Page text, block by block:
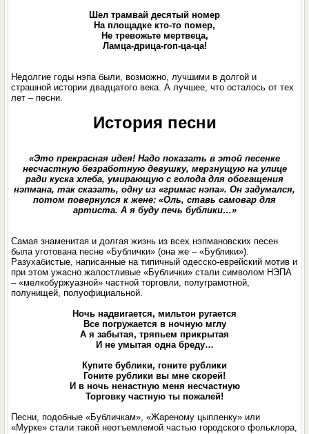
Шел трамвай десятый номер
На площадке кто-то помер,
Не тревожьте мертвеца,
Ламца-дрица-гоп-ца-ца!
Недолгие годы нэпа были, возможно, лучшими в долгой и
страшной истории двадцатого века. А лучшее, что осталось от тех
лет – песни.
История песни
«Это прекрасная идея! Надо показать в этой песенке
несчастную безработную девушку, мерзнущую на улице
ради куска хлеба, умирающую с голода для обогащения
нэпмана, так сказать, одну из «гримас нэпа». Он задумался,
потом повернулся к жене: «Оль, ставь самовар для
артиста. А я буду печь бублики…»
Самая знаменитая и долгая жизнь из всех нэпмановских песен
была уготована песне «Бублички» (она же – «Бублики»).
Разухабистые, написанные на типичный одесско-еврейский мотив и
при этом ужасно жалостливые «Бублички» стали символом НЭПА
– «мелкобуржуазной» частной торговли, полуграмотной,
полунищей, полуофициальной.
Ночь надвигается, мильтон ругается
Все погружается в ночную мглу
А я забытая, тряпьем прикрытая
И не умытая одна бреду…
Купите бублики, гоните рублики
Гоните рублики вы мне скорей!
И в ночь ненастную меня несчастную
Торговку частную ты пожалей!
Песни, подобные «Бубличкам», «Жареному цыпленку» или
«Мурке» стали такой неотъемлемой частью городского фольклора,